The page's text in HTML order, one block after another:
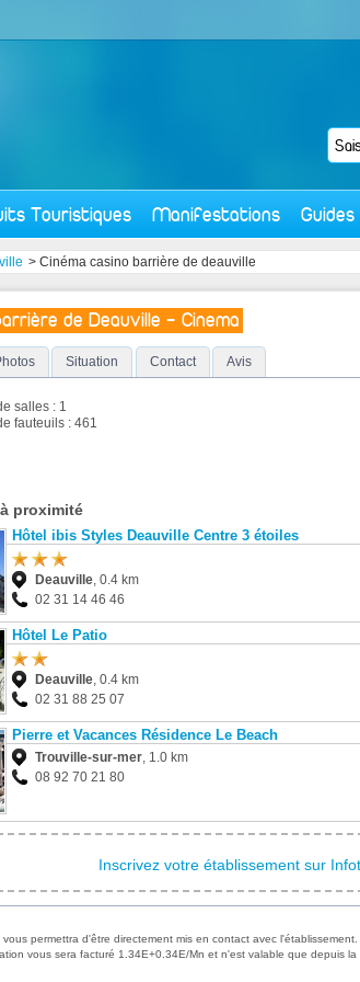
Touristiques Manifestations Guides
> Cinéma casino barrière de deauville
de Deauville - Cinema
Situation Contact Avis
salles : 1
fauteuils : 461
proximité
Hôtel ibis Styles Deauville Centre 3 étoiles
Deauville, 0.4 km
02 31 14 46 46
Hôtel Le Patio
Deauville, 0.4 km
02 31 88 25 07
Pierre et Vacances Résidence Le Beach
Trouville-sur-mer, 1.0 km
08 92 70 21 80
Inscrivez votre établissement sur
permettra d'être directement mis en contact avec l'établissement.
vous sera facturé 1.34E+0.34E/Mn et n'est valable que depuis la